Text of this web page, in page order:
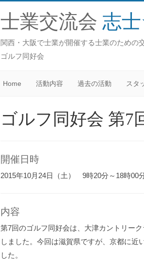
士業交流会 志
関西・大阪で士業が開催する士業のための
ゴルフ同好会
Home 活動内容 過去の活動 スタ
ゴルフ同好会 第7
開催日時
2015年10月24日（土） 9時20分～18時00
内容
第7回のゴルフ同好会は、大津カントリー
しました。今回は滋賀県ですが、京都に近
した。